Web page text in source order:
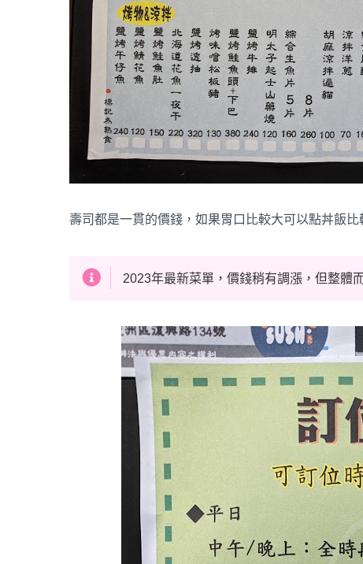
壽司都是一貫的價錢，如果胃口比較大可以點丼飯
2023年最新菜單，價錢稍有調漲，但整體